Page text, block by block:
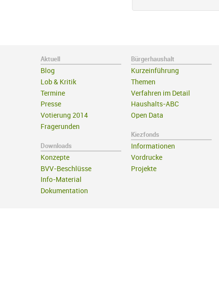
Aktuell
Blog
Lob & Kritik
Termine
Presse
Votierung 2014
Fragerunden
Downloads
Konzepte
BVV-Beschlüsse
Info-Material
Dokumentation
Bürgerhaushalt
Kurzeinführung
Themen
Verfahren im Detail
Haushalts-ABC
Open Data
Kiezfonds
Informationen
Vordrucke
Projekte